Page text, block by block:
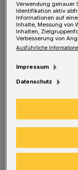
Foto: Christoph Petersen
Der Fahrer
Kontrolle
Polizei fuhr er
den
Erbschlöer
musste der
Verwendung genauer
Identifikation aktiv
Informationen auf
Inhalte, Messung von
Inhalten,
Verbesserung von
Ausführliche
Impressum
Datenschutz